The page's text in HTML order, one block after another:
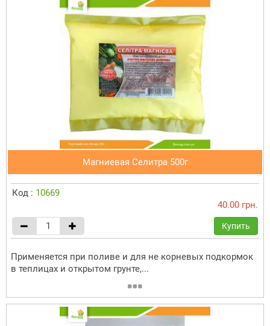
Магниевая Селитра 500г
Код : 10669
40.00 грн.
Купить
Применяется при поливе и для не корневых подкормок
в теплицах и открытом грунте,...